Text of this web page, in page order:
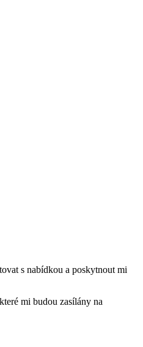
s nabídkou a poskytnout mi
mi budou zasílány na